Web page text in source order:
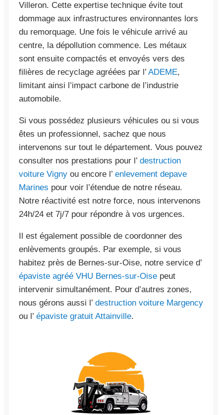
Villeron. Cette expertise technique évite tout
dommage aux infrastructures environnantes lors
du remorquage. Une fois le véhicule arrivé au
centre, la dépollution commence. Les métaux
sont ensuite compactés et envoyés vers des
filières de recyclage agréées par l’ ADEME,
limitant ainsi l’impact carbone de l’industrie
automobile.
Si vous possédez plusieurs véhicules ou si vous
êtes un professionnel, sachez que nous
intervenons sur tout le département. Vous pouvez
consulter nos prestations pour l’ destruction
voiture Vigny ou encore l’ enlevement depave
Marines pour voir l’étendue de notre réseau.
Notre réactivité est notre force, nous intervenons
24h/24 et 7j/7 pour répondre à vos urgences.
Il est également possible de coordonner des
enlèvements groupés. Par exemple, si vous
habitez près de Bernes-sur-Oise, notre service d’
épaviste agréé VHU Bernes-sur-Oise peut
intervenir simultanément. Pour d’autres zones,
nous gérons aussi l’ destruction voiture Margency
ou l’ épaviste gratuit Attainville.